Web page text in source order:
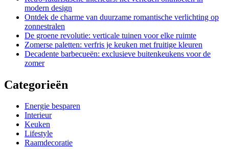
modern design
Ontdek de charme van duurzame romantische verlichting op
zonnestralen
De groene revolutie: verticale tuinen voor elke ruimte
Zomerse paletten: verfris je keuken met fruitige kleuren
Decadente barbecueën: exclusieve buitenkeukens voor de
zomer
Categorieën
Energie besparen
Interieur
Keuken
Lifestyle
Raamdecoratie